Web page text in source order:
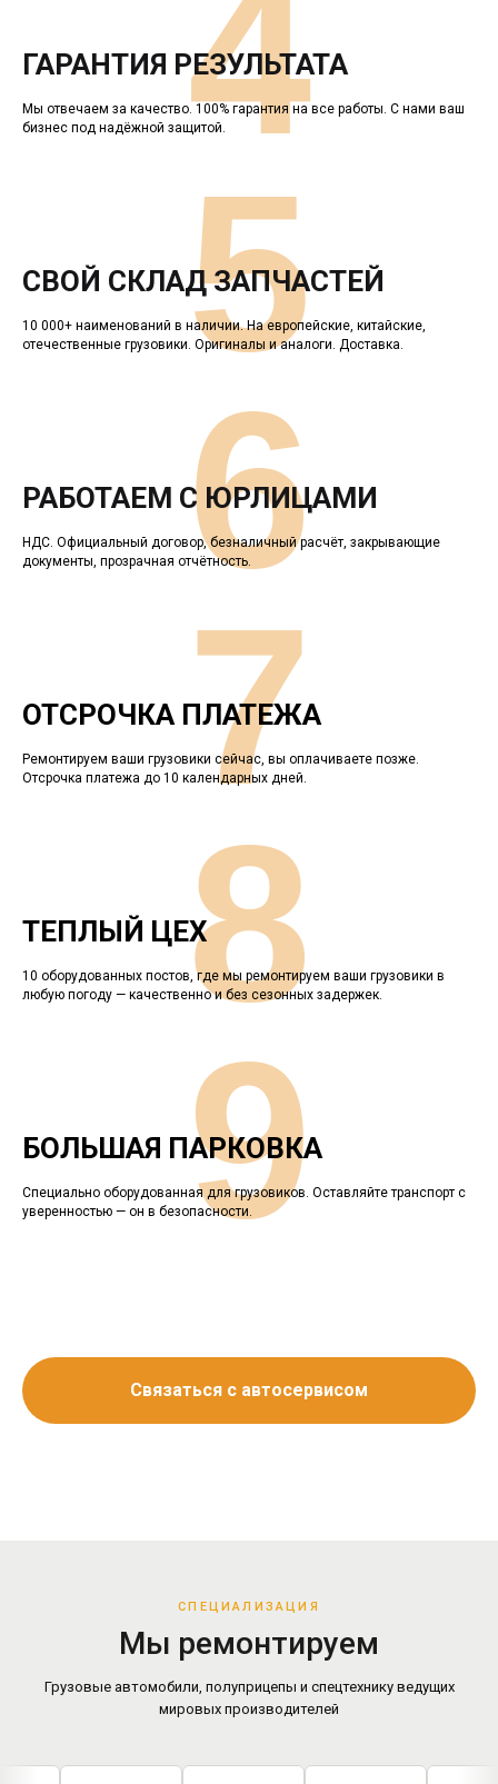
ГАРАНТИЯ РЕЗУЛЬТАТА
Мы отвечаем за качество. 100% гарантия на все работы. С нами ваш
бизнес под надёжной защитой.4
СВОЙ СКЛАД ЗАПЧАСТЕЙ
10 000+ наименований в наличии. На европейские, китайские,
отечественные грузовики. Оригиналы и аналоги. Доставка.
5
РАБОТАЕМ С ЮРЛИЦАМИ
НДС. Официальный договор, безналичный расчёт, закрывающие
документы, прозрачная отчётность.6
ОТСРОЧКА ПЛАТЕЖА
Ремонтируем ваши грузовики сейчас, вы оплачиваете позже.
Отсрочка платежа до 10 календарных дней.
7
ТЕПЛЫЙ ЦЕХ
10 оборудованных постов, где мы ремонтируем ваши грузовики в
любую погоду — качественно и без сезонных задержек.
8
БОЛЬШАЯ ПАРКОВКА
Специально оборудованная для грузовиков. Оставляйте транспорт с
уверенностью — он в безопасности.9
Связаться с автосервисом
СПЕЦИАЛИЗАЦИЯ
Мы ремонтируем
Грузовые автомобили, полуприцепы и спецтехнику ведущих
мировых производителей